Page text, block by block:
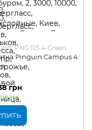
PNG 125.4-Green
Pinguin Campus 4
грн